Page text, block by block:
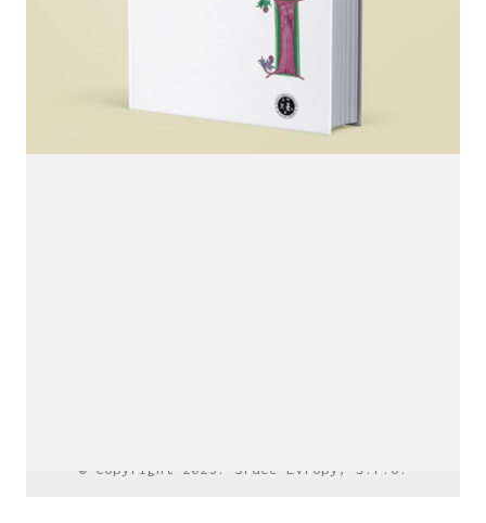
© Copyright 2025. Srdce Evropy, s.r.o.